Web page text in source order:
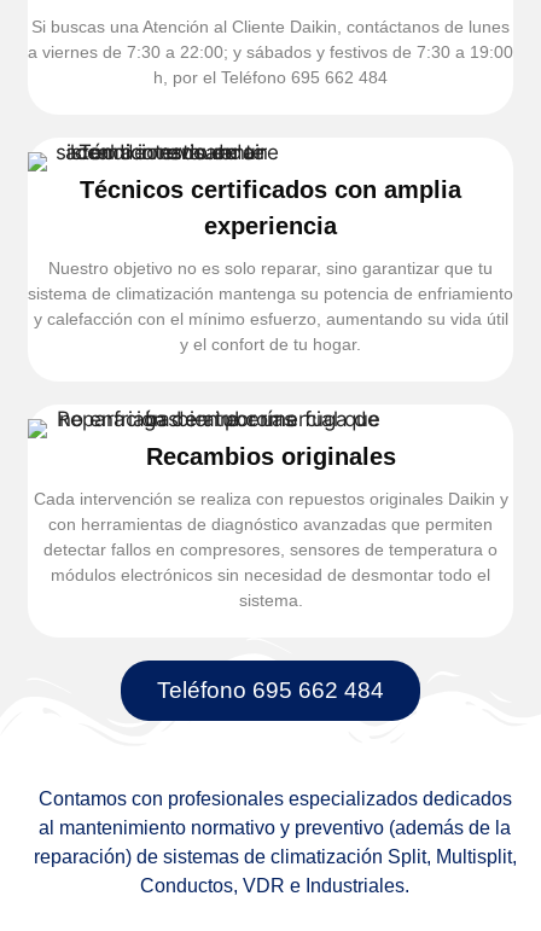
Si buscas una Atención al Cliente Daikin, contáctanos de lunes
a viernes de 7:30 a 22:00; y sábados y festivos de 7:30 a 19:00
h, por el Teléfono 695 662 484
Técnicos certificados con amplia
experiencia
Nuestro objetivo no es solo reparar, sino garantizar que tu
sistema de climatización mantenga su potencia de enfriamiento
y calefacción con el mínimo esfuerzo, aumentando su vida útil
y el confort de tu hogar.
Recambios originales
Cada intervención se realiza con repuestos originales Daikin y
con herramientas de diagnóstico avanzadas que permiten
detectar fallos en compresores, sensores de temperatura o
módulos electrónicos sin necesidad de desmontar todo el
sistema.
Teléfono 695 662 484
Contamos con profesionales especializados dedicados
al mantenimiento normativo y preventivo (además de la
reparación) de sistemas de climatización Split, Multisplit,
Conductos, VDR e Industriales.